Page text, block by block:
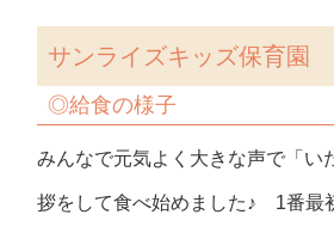
サンライズキッズ保育園
◎給食の様子
みんなで元気よく大きな声で「い
拶をして食べ始めました♪ 1番最